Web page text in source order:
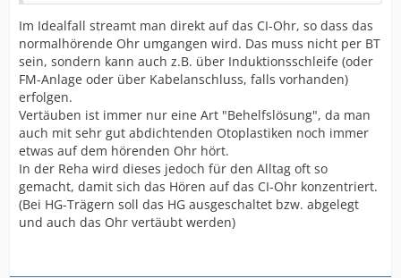
Im Idealfall streamt man direkt auf das CI-Ohr, so dass das
normalhörende Ohr umgangen wird. Das muss nicht per BT
sein, sondern kann auch z.B. über Induktionsschleife (oder
FM-Anlage oder über Kabelanschluss, falls vorhanden)
erfolgen.
Vertäuben ist immer nur eine Art "Behelfslösung", da man
auch mit sehr gut abdichtenden Otoplastiken noch immer
etwas auf dem hörenden Ohr hört.
In der Reha wird dieses jedoch für den Alltag oft so
gemacht, damit sich das Hören auf das CI-Ohr konzentriert.
(Bei HG-Trägern soll das HG ausgeschaltet bzw. abgelegt
und auch das Ohr vertäubt werden)